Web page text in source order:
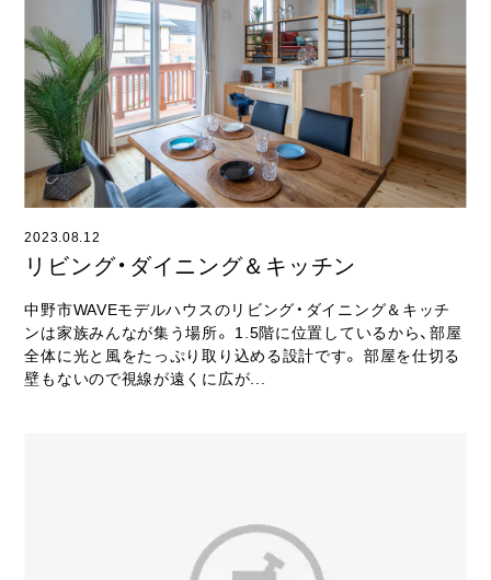
2023.08.12
リビング・ダイニング＆キッチン
中野市WAVEモデルハウスのリビング・ダイニング＆キッチ
ンは家族みんなが集う場所。 1.5階に位置しているから、部屋
全体に光と風をたっぷり取り込める設計です。 部屋を仕切る
壁もないので視線が遠くに広が...